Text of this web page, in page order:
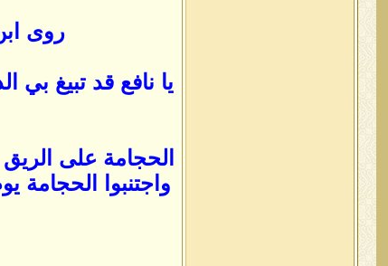
روى
يا نافع قد تبيغ بي
الحجامة على
واجتنبوا الحجامة